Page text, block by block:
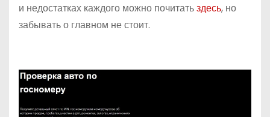
и недостатках каждого можно почитатьздесь, но
забывать о главном не стоит.